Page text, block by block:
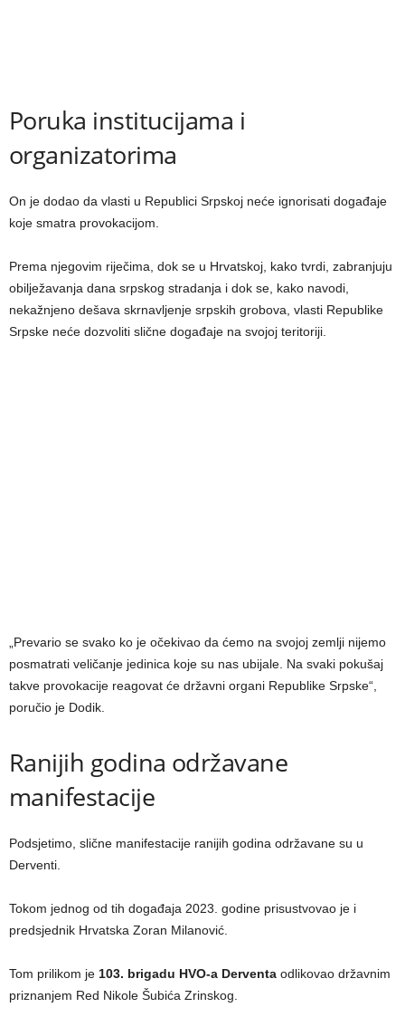
Poruka institucijama i
organizatorima
On je dodao da vlasti u Republici Srpskoj neće ignorisati događaje
koje smatra provokacijom.
Prema njegovim riječima, dok se u Hrvatskoj, kako tvrdi, zabranjuju
obilježavanja dana srpskog stradanja i dok se, kako navodi,
nekažnjeno dešava skrnavljenje srpskih grobova, vlasti Republike
Srpske neće dozvoliti slične događaje na svojoj teritoriji.
„Prevario se svako ko je očekivao da ćemo na svojoj zemlji nijemo
posmatrati veličanje jedinica koje su nas ubijale. Na svaki pokušaj
takve provokacije reagovat će državni organi Republike Srpske“,
poručio je Dodik.
Ranijih godina održavane
manifestacije
Podsjetimo, slične manifestacije ranijih godina održavane su u
Derventi.
Tokom jednog od tih događaja 2023. godine prisustvovao je i
predsjednik Hrvatska Zoran Milanović.
Tom prilikom je 103. brigadu HVO-a Derventa odlikovao državnim
priznanjem Red Nikole Šubića Zrinskog.